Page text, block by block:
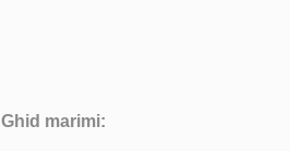
Ghid marimi: